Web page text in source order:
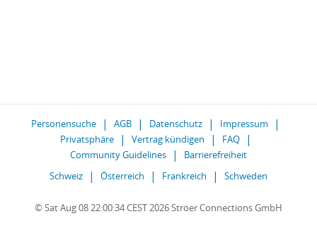
Personensuche AGB Datenschutz
Impressum
Privatsphäre
Vertrag kündigen
FAQ
Community Guidelines
Barrierefreiheit
Schweiz
Österreich Frankreich Schweden
© Sat Aug 08 22:00:34 CEST 2026 Ströer Connections GmbH